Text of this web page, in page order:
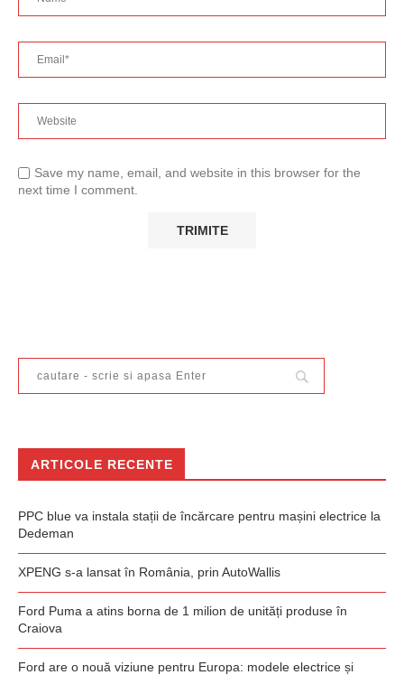
Save my name, email, and website in this browser for the
next time I comment.
ARTICOLE RECENTE
PPC blue va instala stații de încărcare pentru mașini electrice la
Dedeman
XPENG s-a lansat în România, prin AutoWallis
Ford Puma a atins borna de 1 milion de unități produse în
Craiova
Ford are o nouă viziune pentru Europa: modele electrice și